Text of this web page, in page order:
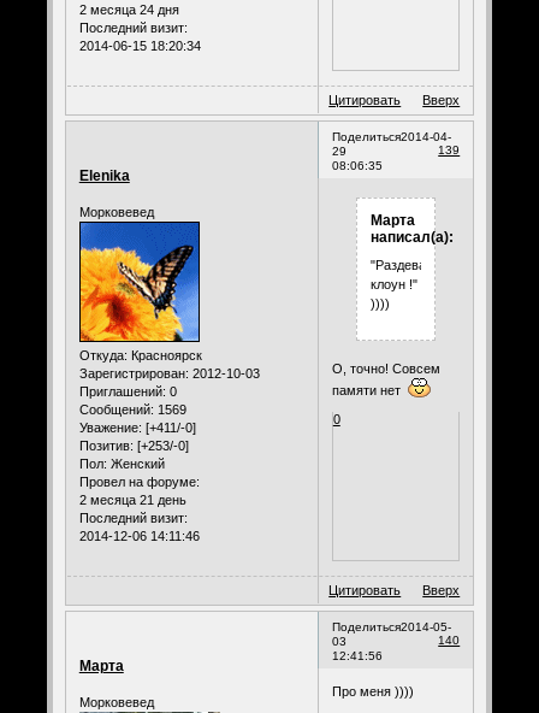
2 месяца 24 дня
Последний визит:
2014-06-15 18:20:34
Цитировать Вверх
Поделиться
139
2014-04-
29
08:06:35
Elenika
Морковевед
Откуда: Красноярск
Зарегистрирован: 2012-10-03
Приглашений: 0
Сообщений: 1569
Уважение: [+411/-0]
Позитив: [+253/-0]
Пол: Женский
Провел на форуме:
2 месяца 21 день
Последний визит:
2014-12-06 14:11:46
Марта
написал(а):
"Раздевайся,
клоун !"
))))
О, точно! Совсем
памяти нет
0
Цитировать Вверх
Поделиться
140
2014-05-
03
12:41:56
Марта
Морковевед
Про меня ))))